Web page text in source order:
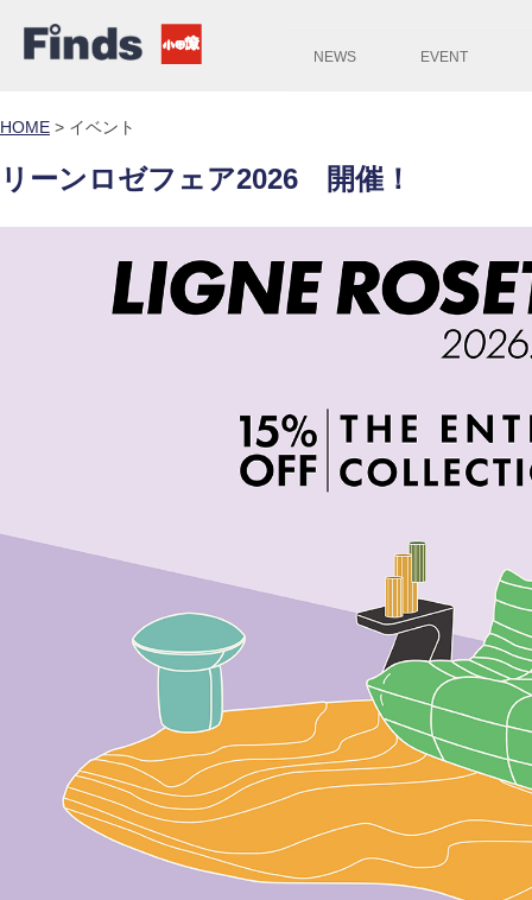
NEWS EVENT
HOME > イベント
リーンロゼフェア2026 開催！